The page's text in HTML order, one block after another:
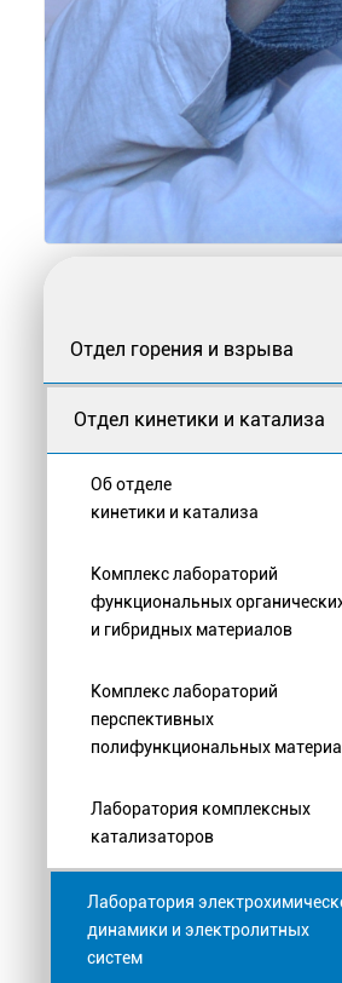
Отдел горения и взрыва
Отдел кинетики и катализа
Об отделе
кинетики и катализа
Комплекс лабораторий
функциональных
и гибридных материалов
Комплекс лабораторий
перспективных
полифункциональных
Лаборатория комплексных
катализаторов
Лаборатория
динамики и электролитных
систем